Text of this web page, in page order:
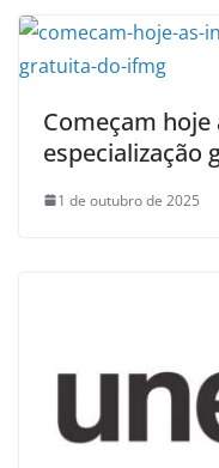
Começam hoje
especialização
1 de outubro de 2025